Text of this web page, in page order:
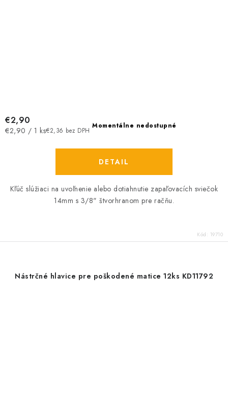
Momentálne nedostupné
€2,36 bez DPH
€2,90
Jednotková
€2,90 / 1 ks
DETAIL
Kľúč slúžiaci na uvoľnenie alebo dotiahnutie zapaľovacích sviečok
14mm s 3/8" štvorhranom pre račňu.
Kód: 19710
Nástrčné hlavice pre poškodené matice 12ks KD11792